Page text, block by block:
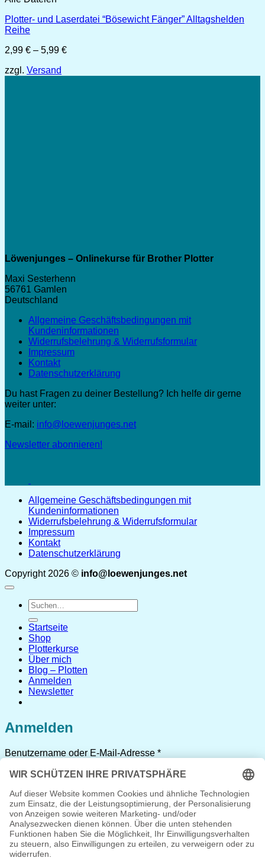
Plotter- und Laserdatei “Bösewicht Fänger” Alltagshelden
Reihe
2,99 € – 5,99 €Preisspanne:
zzgl. Versand
Löwenjunges – Onlinekurse für Brother Plotter
Maxi Sesterhenn
56761 Gamlen
Deutschland
Allgemeine Geschäftsbedingungen mit
Kundeninformationen
Widerrufsbelehrung & Widerrufsformular
Impressum
Kontakt
Datenschutzerklärung
Du hast Fragen zu deiner Bestellung? Ich helfe dir gerne
weiter unter:
E-mail: info@loewenjunges.net
Newsletter abonnieren!
Allgemeine Geschäftsbedingungen mit
Kundeninformationen
Widerrufsbelehrung & Widerrufsformular
Impressum
Kontakt
Datenschutzerklärung
Copyright 2026 © info@loewenjunges.net
Suchen
nach:
Startseite
Shop
Plotterkurse
Über mich
Blog – Plotten
Anmelden
Newsletter
Anmelden
Benutzername oder E-Mail-Adresse *Erforderlich
Angemeldet bleiben Anmelden
Passwort vergessen?
Registrieren